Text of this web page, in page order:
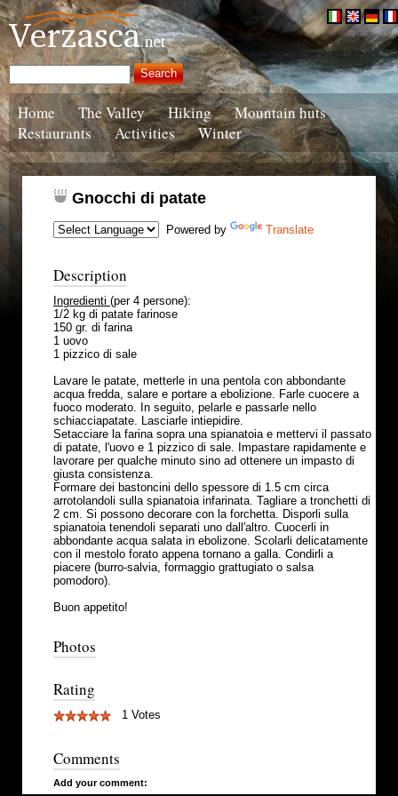
Home The Valley Hiking
Mountain huts
Restaurants
Activities Winter
Gnocchi di patate
Powered by Translate
Description
Ingredienti (per 4 persone):
1/2 kg di patate farinose
150 gr. di farina
1 uovo
1 pizzico di sale
Lavare le patate, metterle in una pentola con abbondante
acqua fredda, salare e portare a ebolizione. Farle cuocere a
fuoco moderato. In seguito, pelarle e passarle nello
schiacciapatate. Lasciarle intiepidire.
Setacciare la farina sopra una spianatoia e mettervi il passato
di patate, l'uovo e 1 pizzico di sale. Impastare rapidamente e
lavorare per qualche minuto sino ad ottenere un impasto di
giusta consistenza.
Formare dei bastoncini dello spessore di 1.5 cm circa
arrotolandoli sulla spianatoia infarinata. Tagliare a tronchetti di
2 cm. Si possono decorare con la forchetta. Disporli sulla
spianatoia tenendoli separati uno dall'altro. Cuocerli in
abbondante acqua salata in ebolizone. Scolarli delicatamente
con il mestolo forato appena tornano a galla. Condirli a
piacere (burro-salvia, formaggio grattugiato o salsa
pomodoro).
Buon appetito!
Photos
Rating
1 Votes
Comments
Add your comment: